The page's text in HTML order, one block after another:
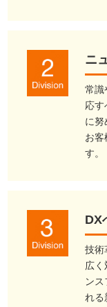
ニ
常識
応す
に努
お客
す。
DX
技術
広く
ン
れる